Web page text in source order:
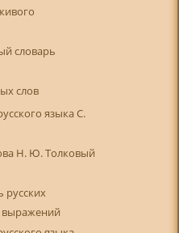
словарь
слов
языка С.
Н. Ю. Толковый
русских
выражений